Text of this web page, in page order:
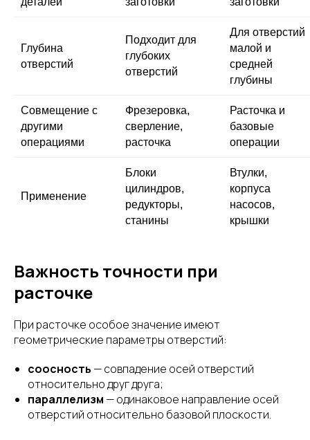
Глубина
отверстий
Подходит для
глубоких
отверстий
Для отверстий
малой и
средней
глубины
Совмещение с
другими
операциями
Фрезеровка,
сверление,
расточка
Расточка и
базовые
операции
Применение
Блоки
цилиндров,
редукторы,
станины
Втулки,
корпуса
насосов,
крышки
Важность точности при
расточке
При расточке особое значение имеют
геометрические параметры отверстий:
соосность — совпадение осей отверстий
относительно друг друга;
параллелизм — одинаковое направление осей
отверстий относительно базовой плоскости.